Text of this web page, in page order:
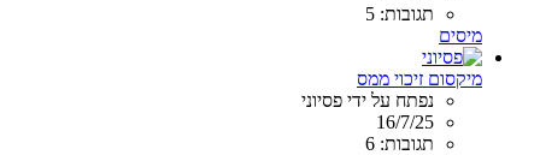
תגובות: 5
מיסים
מיקסום זיכוי ממס
נפתח על ידי פסיוני
16/7/25
תגובות: 6